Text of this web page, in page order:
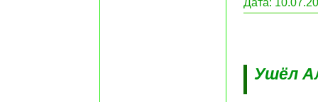
Ушёл